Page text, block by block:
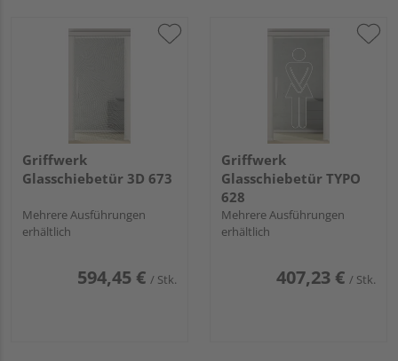
Griffwerk
Glasschiebetür 3D 673
Mehrere Ausführungen
erhältlich
594,45 € / Stk.
Griffwerk
Glasschiebetür TYPO
628
Mehrere Ausführungen
erhältlich
407,23 € / Stk.